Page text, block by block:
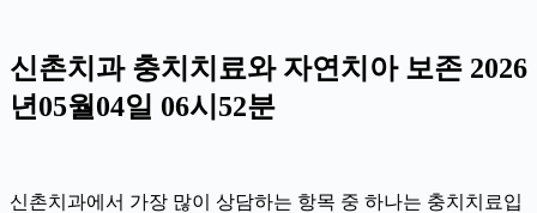
신촌치과 충치치료와 자연치아 보존 2026
년05월04일 06시52분
신촌치과에서 가장 많이 상담하는 항목 중 하나는 충치치료입